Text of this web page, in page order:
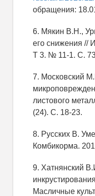
обращения:
6. Мякин В.Н.,
его снижения //
Т 3. № 11-1. С.
7. Московский
листового
(24). С. 18-23.
8. Русских В.
Комбикорма.
9. Хатнянский
Масличные